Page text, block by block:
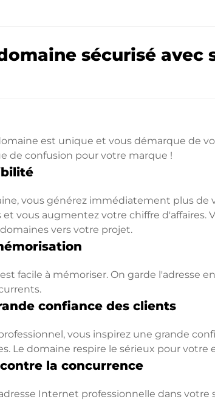
sécurisé avec
est unique et vous démarque de
de confusion pour votre marque !
vous générez immédiatement plus de
vous augmentez votre chiffre d'affaires.
vers votre projet.
facile à mémoriser. On garde l'adresse
confiance des clients
vous inspirez une grande
Le domaine respire le sérieux pour votre
la concurrence
Internet professionnelle dans votre